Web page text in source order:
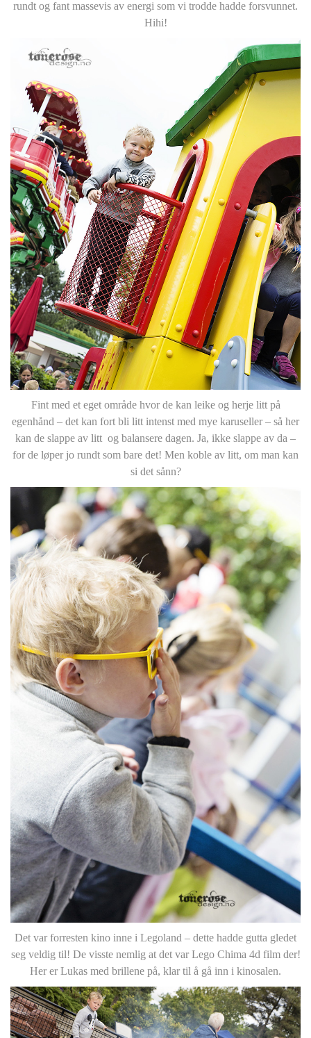
rundt og fant massevis av energi som vi trodde hadde forsvunnet.
Hihi!
Fint med et eget område hvor de kan leike og herje litt på
egenhånd – det kan fort bli litt intenst med mye karuseller – så her
kan de slappe av litt og balansere dagen. Ja, ikke slappe av da –
for de løper jo rundt som bare det! Men koble av litt, om man kan
si det sånn?
Det var forresten kino inne i Legoland – dette hadde gutta gledet
seg veldig til! De visste nemlig at det var Lego Chima 4d film der!
Her er Lukas med brillene på, klar til å gå inn i kinosalen.